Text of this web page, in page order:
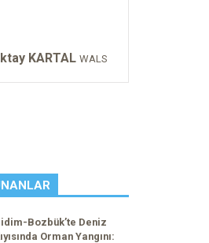
KARTAL WALS
Bozbük’te Deniz
Orman Yangını: